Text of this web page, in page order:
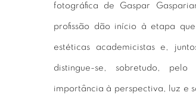
fotográfica de Gaspar
profissão dão início à etapa
estéticas academicistas e,
distingue-se, sobretudo, pelo
importância à perspectiva, luz e